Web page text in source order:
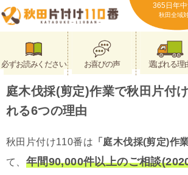
365日年
秋田全域
必ずお読みください お喜びの声 選ばれる理
庭木伐採(剪定)作業で秋田片付
れる6つの理由
秋田片付け110番は 「庭木伐採(剪定)作
て、 年間90,000件以上のご相談